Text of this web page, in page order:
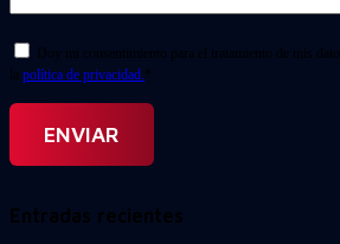
Doy mi consentimiento para el tratamiento de mis
la política de privacidad. *
Entradas recientes